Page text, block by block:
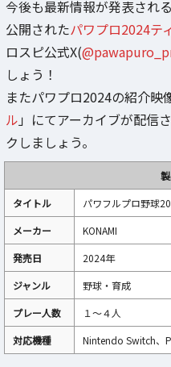
今後も最新情報が発表され
公開されたパワプロ2024テ
ロスピ公式X(
しょう！
またパワプロ2024の紹介映
ル 」にてアーカイブが配信
クしましょう。
タイトル
パワフルプロ野球
メーカー
KONAMI
発売日
2024年
ジャンル
野球・育成
プレー人数
１～４人
対応機種
Nintendo Switch、